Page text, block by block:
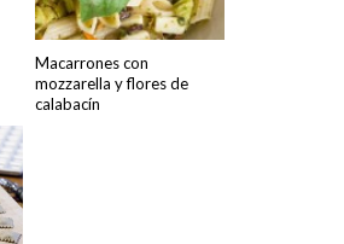
Macarrones con
mozzarella y flores de
calabacín